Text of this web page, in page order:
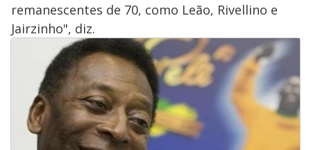
remanescentes de 70, como Leão, Rivellino e
Jairzinho", diz.